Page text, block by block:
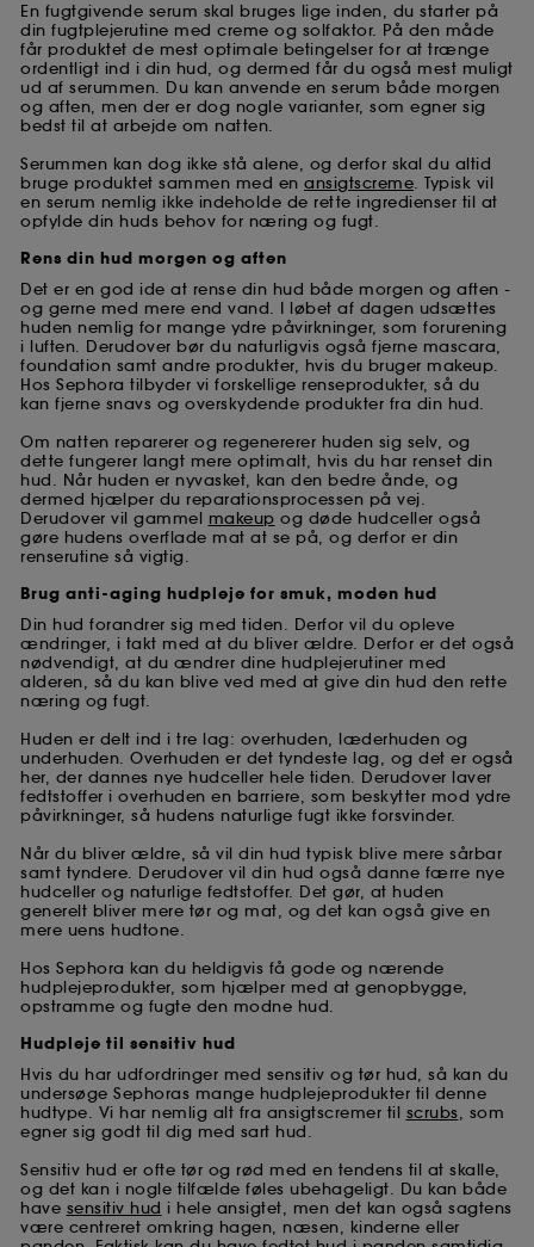
En fugtgivende serum skal bruges lige inden, du starter på
din fugtplejerutine med creme og solfaktor. På den måde
får produktet de mest optimale betingelser for at trænge
ordentligt ind i din hud, og dermed får du også mest muligt
ud af serummen. Du kan anvende en serum både morgen
og aften, men der er dog nogle varianter, som egner sig
bedst til at arbejde om natten.
Serummen kan dog ikke stå alene, og derfor skal du altid
bruge produktet sammen med en ansigtscreme. Typisk vil
en serum nemlig ikke indeholde de rette ingredienser til at
opfylde din huds behov for næring og fugt.
Rens din hud morgen og aften
Det er en god ide at rense din hud både morgen og aften -
og gerne med mere end vand. I løbet af dagen udsættes
huden nemlig for mange ydre påvirkninger, som forurening
i luften. Derudover bør du naturligvis også fjerne mascara,
foundation samt andre produkter, hvis du bruger makeup.
Hos Sephora tilbyder vi forskellige renseprodukter, så du
kan fjerne snavs og overskydende produkter fra din hud.
Om natten reparerer og regenererer huden sig selv, og
dette fungerer langt mere optimalt, hvis du har renset din
hud. Når huden er nyvasket, kan den bedre ånde, og
dermed hjælper du reparationsprocessen på vej.
Derudover vil gammel makeup og døde hudceller også
gøre hudens overflade mat at se på, og derfor er din
renserutine så vigtig.
Brug anti-aging hudpleje for smuk, moden hud
Din hud forandrer sig med tiden. Derfor vil du opleve
ændringer, i takt med at du bliver ældre. Derfor er det også
nødvendigt, at du ændrer dine hudplejerutiner med
alderen, så du kan blive ved med at give din hud den rette
næring og fugt.
Huden er delt ind i tre lag: overhuden, læderhuden og
underhuden. Overhuden er det tyndeste lag, og det er også
her, der dannes nye hudceller hele tiden. Derudover laver
fedtstoffer i overhuden en barriere, som beskytter mod ydre
påvirkninger, så hudens naturlige fugt ikke forsvinder.
Når du bliver ældre, så vil din hud typisk blive mere sårbar
samt tyndere. Derudover vil din hud også danne færre nye
hudceller og naturlige fedtstoffer. Det gør, at huden
generelt bliver mere tør og mat, og det kan også give en
mere uens hudtone.
Hos Sephora kan du heldigvis få gode og nærende
hudplejeprodukter, som hjælper med at genopbygge,
opstramme og fugte den modne hud.
Hudpleje til sensitiv hud
Hvis du har udfordringer med sensitiv og tør hud, så kan du
undersøge Sephoras mange hudplejeprodukter til denne
hudtype. Vi har nemlig alt fra ansigtscremer til scrubs, som
egner sig godt til dig med sart hud.
Sensitiv hud er ofte tør og rød med en tendens til at skalle,
og det kan i nogle tilfælde føles ubehageligt. Du kan både
have sensitiv hud i hele ansigtet, men det kan også sagtens
være centreret omkring hagen, næsen, kinderne eller